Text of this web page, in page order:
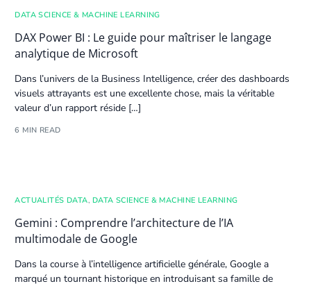
DATA SCIENCE & MACHINE LEARNING
DAX Power BI : Le guide pour maîtriser le langage
analytique de Microsoft
Dans l’univers de la Business Intelligence, créer desdashboards
visuels attrayants est une excellente chose, mais la véritable
valeur d’un rapport réside […]
6 MIN READ
ACTUALITÉS DATA, DATA SCIENCE & MACHINE LEARNING
Gemini : Comprendre l’architecture de l’IA
multimodale de Google
Dans la course à l’intelligence artificielle générale, Google a
marqué un tournant historique en introduisant sa famille de